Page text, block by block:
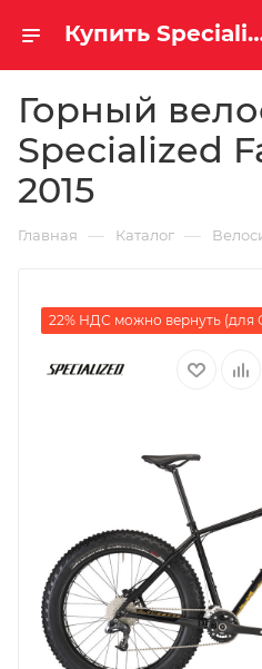
Купить Specialized Fatboy 2015
Горный
Specialized
2015
Главная — Каталог —
22% НДС можно вернуть